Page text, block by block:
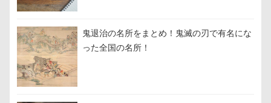
鬼退治の名所をまとめ！鬼滅の刃で有名にな
った全国の名所！